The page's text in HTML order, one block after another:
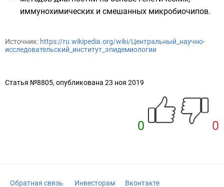
иммунохимических и смешанных микробиочипов.
Источник: https://ru.wikipedia.org/wiki/Центральный_научно-
исследовательский_институт_эпидемиологии
Статья №8805, опубликована 23 ноя 2019
0 0
Обратная связь Инвесторам Вконтакте